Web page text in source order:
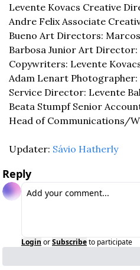
Levente Kovacs Creative
Andre Felix Associate
Bueno Art Directors:
Barbosa Junior Art Director:
Copywriters: Levente
Adam Lenart Photographer:
Service Director: Levente
Beata Stumpf Senior
Head of Communications/
Updater: Sávio Hatherly
Reply
Login orSubscribeto participate